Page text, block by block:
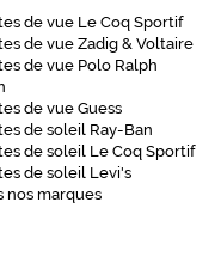
de vue Le Coq Sportif
de vue Zadig & Voltaire
de vue Polo Ralph
de vue Guess
de soleil Ray-Ban
de soleil Le Coq Sportif
de soleil Levi's
nos marques